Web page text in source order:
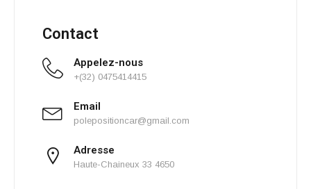
Contact
Appelez-nous
+(32) 0475414415
Email
polepositioncar@gmail.com
Adresse
Haute-Chaineux 33 4650